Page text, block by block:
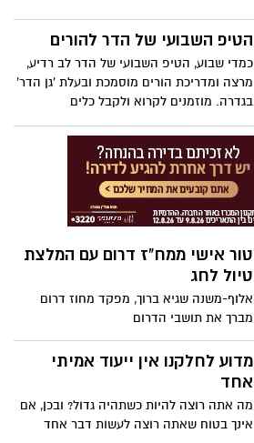
הטיפ השבועי של הדר להורים
כמדי שבוע, הטיפ השבועי של הדר לב רדיע,
מרצה ומדריכת הורים מוסמכת ובעלת 'גן הדר'
בגדרה. מוזמנים לקרוא ולקבל כלים
הורה. הטיפ השבועי - בסימן יום הכיפורים.
טור אישי ממח"ז דרום עם המלצת
טיול לחג
אלוף-משנה שגיא ברוך, מפקד מחוז דרום
מברך את תושבי הדרום
מדוע לחלקנו אין ייעוד אמיתי
אחד
מה אתה רוצה להיות כשתהיה גדול? ובכן, אם
אינך בטוח שאתה רוצה לעשות דבר אחד